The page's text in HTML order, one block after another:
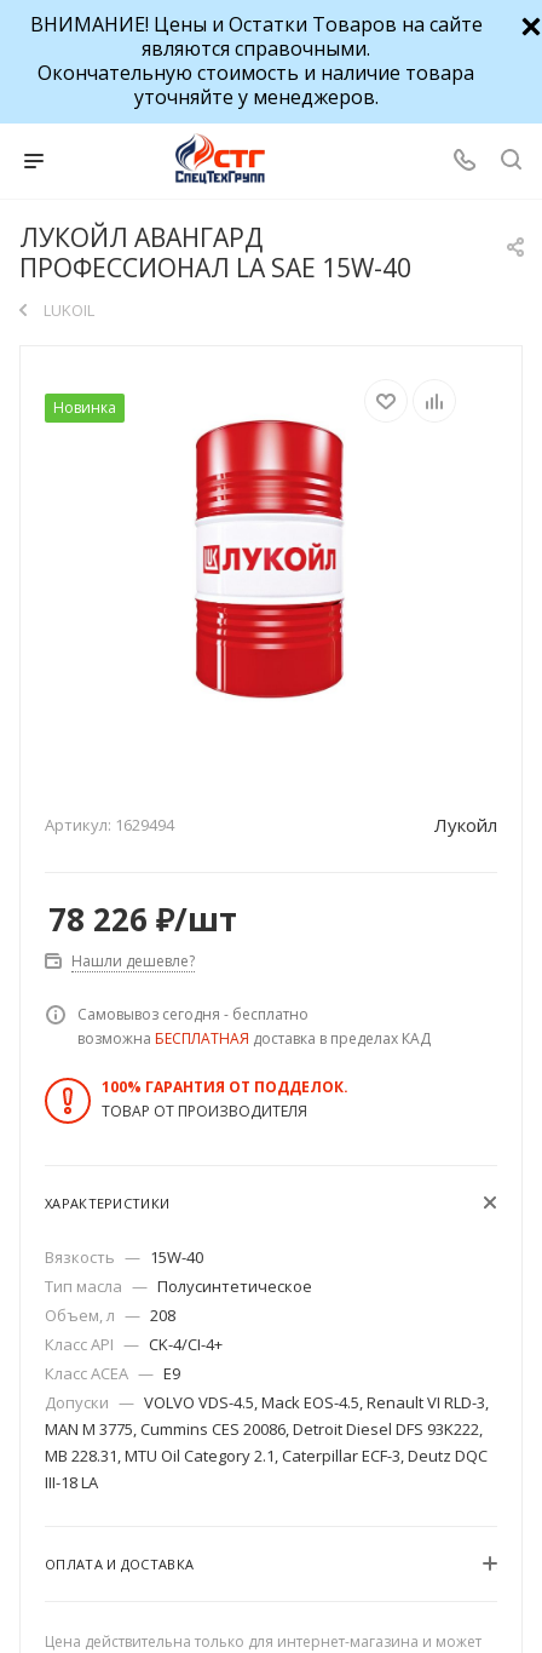
ВНИМАНИЕ! Цены и Остатки Товаров на сайте
являются справочными.
Окончательную стоимость и наличие товара
уточняйте у менеджеров.
ЛУКОЙЛ АВАНГАРД
ПРОФЕССИОНАЛ LA SAE 15W-40
LUKOIL
Новинка
Артикул: 1629494 Лукойл
78 226 ₽/шт
Нашли дешевле?
Самовывоз сегодня - бесплатно
возможна БЕСПЛАТНАЯ доставка в пределах КАД
100% ГАРАНТИЯ ОТ ПОДДЕЛОК.
ТОВАР ОТ ПРОИЗВОДИТЕЛЯ
ХАРАКТЕРИСТИКИ
Вязкость — 15W-40
Тип масла — Полусинтетическое
Объем, л — 208
Класс API — CK-4/CI-4+
Класс ACEA — E9
Допуски — VOLVO VDS-4.5, Mack EOS-4.5, Renault VI RLD-3,
MAN M 3775, Cummins CES 20086, Detroit Diesel DFS 93K222,
MB 228.31, MTU Oil Category 2.1, Caterpillar ECF-3, Deutz DQC
III-18 LA
ОПЛАТА И ДОСТАВКА
Цена действительна только для интернет-магазина и может